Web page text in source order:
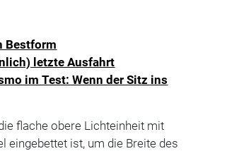
Bestform
letzte Ausfahrt
im Test: Wenn der Sitz ins
flache obere Lichteinheit mit
eingebettet ist, um die Breite des